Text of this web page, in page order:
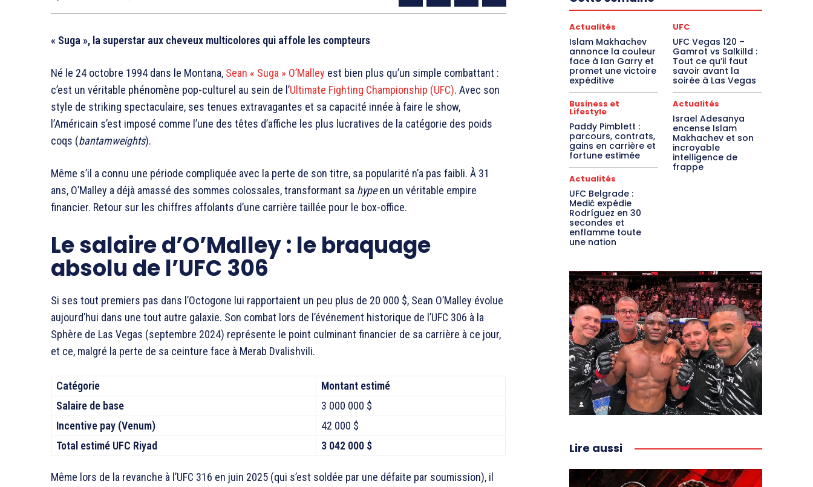
« Suga », la superstar aux cheveux multicolores qui affole les compteurs
Né le 24 octobre 1994 dans le Montana, Sean « Suga » O’Malley est bien plus qu’un simple combattant :
c’est un véritable phénomène pop-culturel au sein de l’Ultimate Fighting Championship (UFC). Avec son
style de striking spectaculaire, ses tenues extravagantes et sa capacité innée à faire le show,
l’Américain s’est imposé comme l’une des têtes d’affiche les plus lucratives de la catégorie des poids
coqs (bantamweights).
Même s’il a connu une période compliquée avec la perte de son titre, sa popularité n’a pas faibli. À 31
ans, O’Malley a déjà amassé des sommes colossales, transformant sa hypeen un véritable empire
financier. Retour sur les chiffres affolants d’une carrière taillée pour le box-office.
Le salaire d’O’Malley : le braquage
absolu de l’UFC 306
Si ses tout premiers pas dans l’Octogone lui rapportaient un peu plus de 20 000 $, Sean O’Malley évolue
aujourd’hui dans une tout autre galaxie. Son combat lors de l’événement historique de l’UFC 306 à la
Sphère de Las Vegas (septembre 2024) représente le point culminant financier de sa carrière à ce jour,
et ce, malgré la perte de sa ceinture face à Merab Dvalishvili.
Catégorie
Montant estimé
Salaire de base
3 000 000 $
Incentive pay (Venum)
42 000 $
Total estimé UFC Riyad
3 042 000 $
Même lors de la revanche à l’UFC 316 en juin 2025 (qui s’est soldée par une défaite par soumission), il
Actualités
Islam Makhachev
annonce la couleur
face à Ian Garry et
promet une victoire
expéditive
UFC
UFC Vegas 120 –
Gamrot vs Salkilld :
Tout ce qu’il faut
savoir avant la
soirée à Las Vegas
Business et
Lifestyle
Paddy Pimblett :
parcours, contrats,
gains en carrière et
fortune estimée
Actualités
Israel Adesanya
encense Islam
Makhachev et son
incroyable
intelligence de
frappe
Actualités
UFC Belgrade :
Medić expédie
Rodríguez en 30
secondes et
enflamme toute
une nation
Lire aussi